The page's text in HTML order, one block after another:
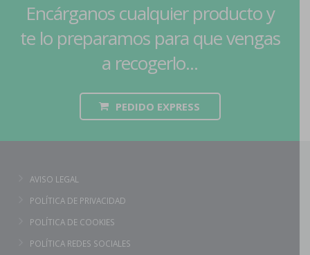
Encárganos cualquier producto y
te lo preparamos para que vengas
a recogerlo...
PEDIDO EXPRESS
AVISO LEGAL
POLÍTICA DE PRIVACIDAD
POLÍTICA DE COOKIES
POLÍTICA REDES SOCIALES